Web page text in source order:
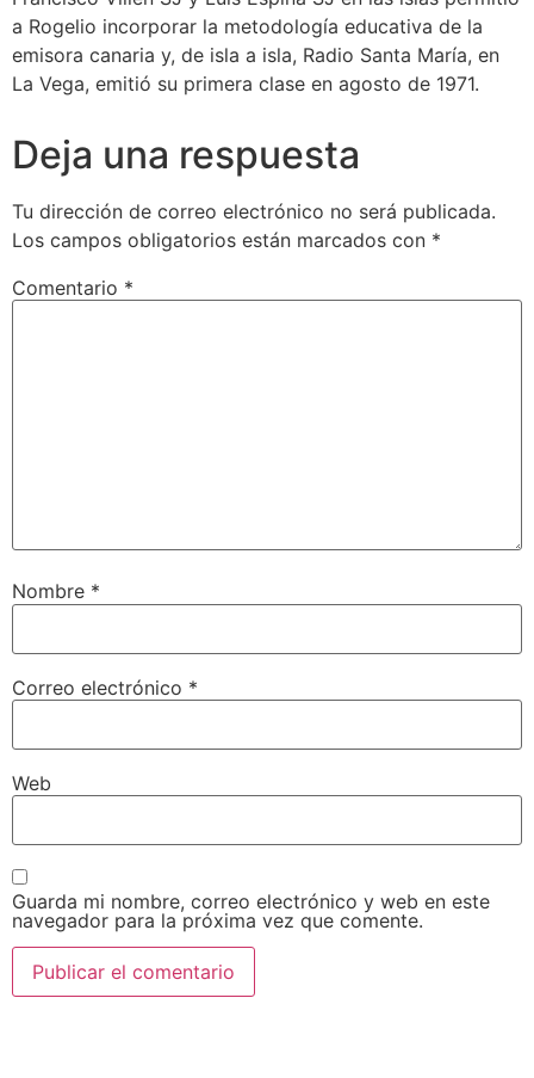
a Rogelio incorporar la metodología educativa de la
emisora canaria y, de isla a isla, Radio Santa María, en
La Vega, emitió su primera clase en agosto de 1971.
Deja una respuesta
Tu dirección de correo electrónico no será publicada.
Los campos obligatorios están marcados con *
Comentario *
Nombre *
Correo electrónico *
Web
Guarda mi nombre, correo electrónico y web en este
navegador para la próxima vez que comente.